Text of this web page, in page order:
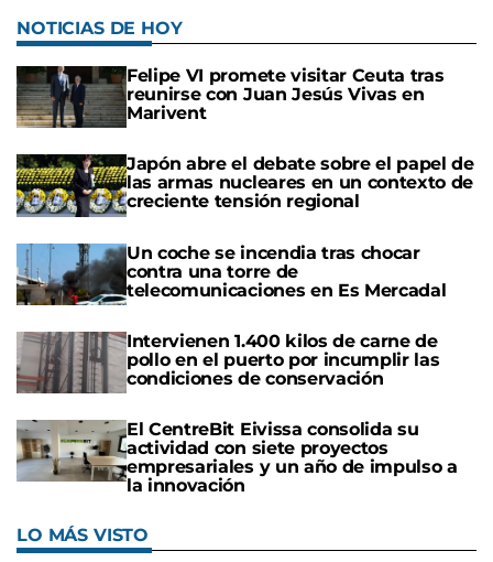
NOTICIAS DE HOY
Felipe VI promete visitar Ceuta tras
reunirse con Juan Jesús Vivas en
Marivent
Japón abre el debate sobre el papel de
las armas nucleares en un contexto de
creciente tensión regional
Un coche se incendia tras chocar
contra una torre de
telecomunicaciones en Es Mercadal
Intervienen 1.400 kilos de carne de
pollo en el puerto por incumplir las
condiciones de conservación
El CentreBit Eivissa consolida su
actividad con siete proyectos
empresariales y un año de impulso a
la innovación
LO MÁS VISTO